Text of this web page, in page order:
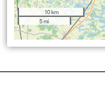
10 km
5 mi